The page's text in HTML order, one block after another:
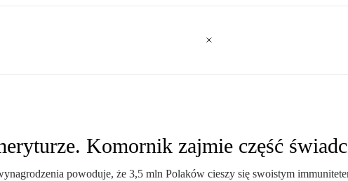
Komornik zajmie część
powoduje, że 3,5 mln Polaków cieszy się swoistym